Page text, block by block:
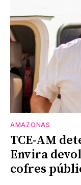
AMAZONAS
TCE-AM
Envira
cofres